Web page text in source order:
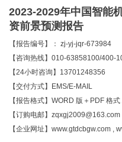
2023-2029年中国智能
资前景预测报告
【报告编号】： zj-yj-jqr-673984
【咨询热线】010-63858100/400-
【24小时咨询】13701248356
【交付方式】EMS/E-MAIL
【报告格式】WORD 版＋PDF 格
【订购电邮】zqxgj2009@163.com
【企业网址】www.gtdcbgw.com ,